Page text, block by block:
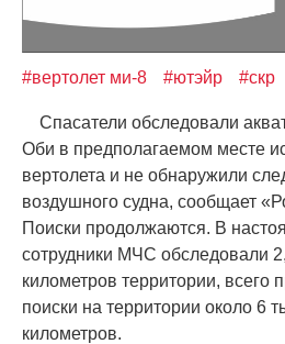
#вертолет ми-8 #ютэйр #скр
Спасатели обследовали
Оби в предполагаемом месте
вертолета и не обнаружили
воздушного судна, сообщает «
Поиски продолжаются. В
сотрудники МЧС обследовали
километров территории, всего
поиски на территории около 6
километров.